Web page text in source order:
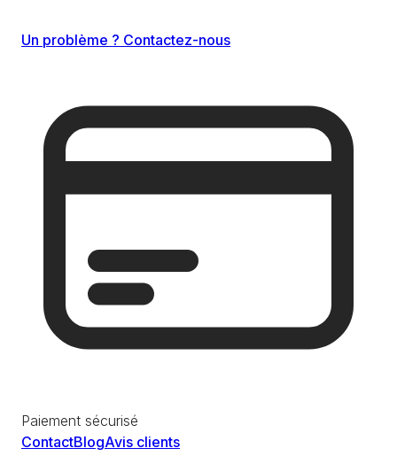
Un problème ? Contactez-nous
Paiement sécurisé
ContactBlogAvis clients